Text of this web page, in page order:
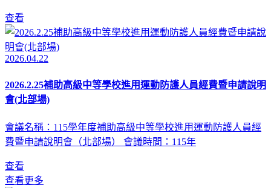
查看
2026.04.22
2026.2.25補助高級中等學校進用運動防護人員經費暨申請說明
會(北部場)
會議名稱：115學年度補助高級中等學校進用運動防護人員經
費暨申請說明會（北部場） 會議時間：115年
查看
查看更多